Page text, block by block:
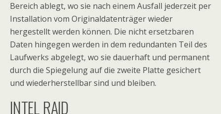
Bereich ablegt, wo sie nach einem Ausfall jederzeit per
Installation vom Originaldatenträger wieder
hergestellt werden können. Die nicht ersetzbaren
Daten hingegen werden in dem redundanten Teil des
Laufwerks abgelegt, wo sie dauerhaft und permanent
durch die Spiegelung auf die zweite Platte gesichert
und wiederherstellbar sind und bleiben.
INTEL RAID